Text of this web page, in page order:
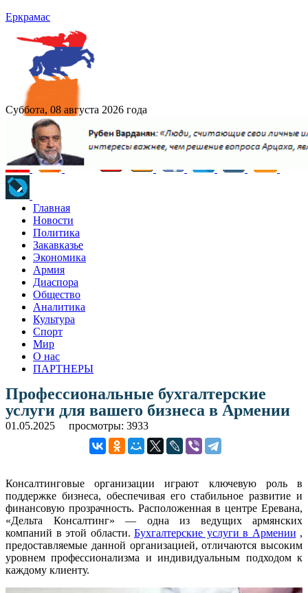
Еркрамас
Суббота, 08 августа 2026 года
Главная
Новости
Политика
Закавказье
Экономика
Армия
Диаспора
Общество
Аналитика
Культура
Спорт
Мир
О нас
ПАРТНЕРЫ
Профессиональные бухгалтерские
услуги для вашего бизнеса в Армении
01.05.2025 просмотры: 3933
Консалтинговые организации играют ключевую роль в
поддержке бизнеса, обеспечивая его стабильное развитие и
финансовую прозрачность. Расположенная в центре Еревана,
«Дельта Консалтинг» — одна из ведущих армянских
компаний в этой области. Бухгалтерские услуги в Армении ,
предоставляемые данной организацией, отличаются высоким
уровнем профессионализма и индивидуальным подходом к
каждому клиенту.